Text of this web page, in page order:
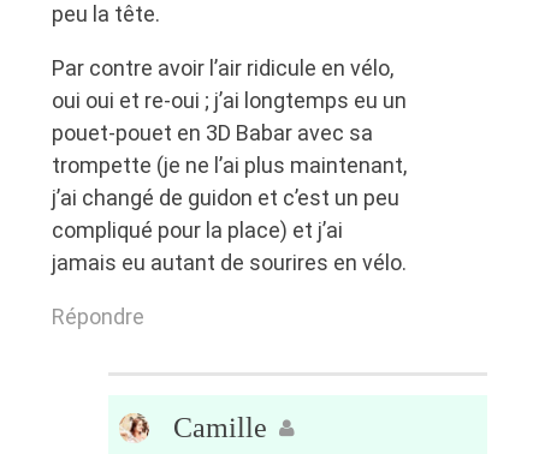
peu la tête.
Par contre avoir l’air ridicule en vélo,
oui oui et re-oui ; j’ai longtemps eu un
pouet-pouet en 3D Babar avec sa
trompette (je ne l’ai plus maintenant,
j’ai changé de guidon et c’est un peu
compliqué pour la place) et j’ai
jamais eu autant de sourires en vélo.
Répondre
Camille